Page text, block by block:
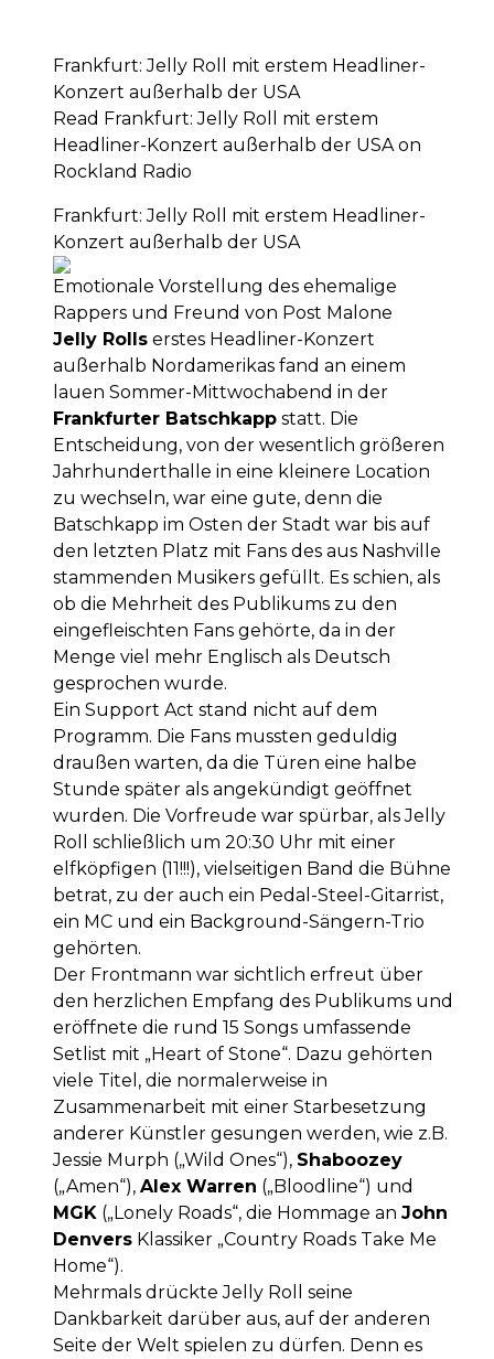
Frankfurt: Jelly Roll mit erstem Headliner-
Konzert außerhalb der USA
Read Frankfurt: Jelly Roll mit erstem
Headliner-Konzert außerhalb der USA on
Rockland Radio
Frankfurt: Jelly Roll mit erstem Headliner-
Konzert außerhalb der USA
Emotionale Vorstellung des ehemalige
Rappers und Freund von Post Malone
Jelly Rolls erstes Headliner-Konzert
außerhalb Nordamerikas fand an einem
lauen Sommer-Mittwochabend in der
Frankfurter Batschkapp statt. Die
Entscheidung, von der wesentlich größeren
Jahrhunderthalle in eine kleinere Location
zu wechseln, war eine gute, denn die
Batschkapp im Osten der Stadt war bis auf
den letzten Platz mit Fans des aus Nashville
stammenden Musikers gefüllt. Es schien, als
ob die Mehrheit des Publikums zu den
eingefleischten Fans gehörte, da in der
Menge viel mehr Englisch als Deutsch
gesprochen wurde.
Ein Support Act stand nicht auf dem
Programm. Die Fans mussten geduldig
draußen warten, da die Türen eine halbe
Stunde später als angekündigt geöffnet
wurden. Die Vorfreude war spürbar, als Jelly
Roll schließlich um 20:30 Uhr mit einer
elfköpfigen (11!!!), vielseitigen Band die Bühne
betrat, zu der auch ein Pedal-Steel-Gitarrist,
ein MC und ein Background-Sängern-Trio
gehörten.
Der Frontmann war sichtlich erfreut über
den herzlichen Empfang des Publikums und
eröffnete die rund 15 Songs umfassende
Setlist mit „Heart of Stone“. Dazu gehörten
viele Titel, die normalerweise in
Zusammenarbeit mit einer Starbesetzung
anderer Künstler gesungen werden, wie z.B.
Jessie Murph („Wild Ones“), Shaboozey
(„Amen“), Alex Warren („Bloodline“) und
MGK („Lonely Roads“, die Hommage an John
Denvers Klassiker „Country Roads Take Me
Home“).
Mehrmals drückte Jelly Roll seine
Dankbarkeit darüber aus, auf der anderen
Seite der Welt spielen zu dürfen. Denn es